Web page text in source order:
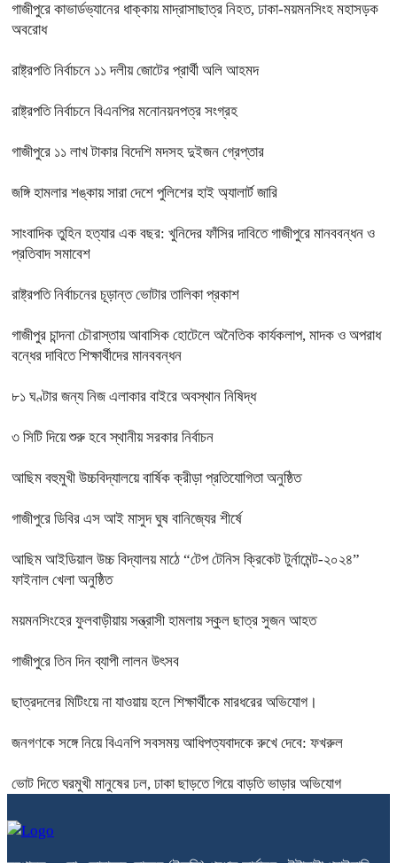
গাজীপুরে কাভার্ডভ্যানের ধাক্কায় মাদ্রাসাছাত্র নিহত, ঢাকা-ময়মনসিংহ মহাসড়ক
অবরোধ
রাষ্ট্রপতি নির্বাচনে ১১ দলীয় জোটের প্রার্থী অলি আহমদ
রাষ্ট্রপতি নির্বাচনে বিএনপির মনোনয়নপত্র সংগ্রহ
গাজীপুরে ১১ লাখ টাকার বিদেশি মদসহ দুইজন গ্রেপ্তার
জঙ্গি হামলার শঙ্কায় সারা দেশে পুলিশের হাই অ্যালার্ট জারি
সাংবাদিক তুহিন হত্যার এক বছর: খুনিদের ফাঁসির দাবিতে গাজীপুরে মানববন্ধন ও
প্রতিবাদ সমাবেশ
রাষ্ট্রপতি নির্বাচনের চূড়ান্ত ভোটার তালিকা প্রকাশ
গাজীপুর চান্দনা চৌরাস্তায় আবাসিক হোটেলে অনৈতিক কার্যকলাপ, মাদক ও অপরাধ
বন্ধের দাবিতে শিক্ষার্থীদের মানববন্ধন
৮১ ঘণ্টার জন্য নিজ এলাকার বাইরে অবস্থান নিষিদ্ধ
৩ সিটি দিয়ে শুরু হবে স্থানীয় সরকার নির্বাচন
আছিম বহুমুখী উচ্চবিদ্যালয়ে বার্ষিক ক্রীড়া প্রতিযোগিতা অনুষ্ঠিত
গাজীপুরে ডিবির এস আই মাসুদ ঘুষ বানিজ্যের শীর্ষে
আছিম আইডিয়াল উচ্চ বিদ্যালয় মাঠে “টেপ টেনিস ক্রিকেট টুর্নামেন্ট-২০২৪”
ফাইনাল খেলা অনুষ্ঠিত
ময়মনসিংহের ফুলবাড়ীয়ায় সন্ত্রাসী হামলায় স্কুল ছাত্র সুজন আহত
গাজীপুরে তিন দিন ব্যাপী লালন উৎসব
ছাত্রদলের মিটিংয়ে না যাওয়ায় হলে শিক্ষার্থীকে মারধরের অভিযোগ।
জনগণকে সঙ্গে নিয়ে বিএনপি সবসময় আধিপত্যবাদকে রুখে দেবে: ফখরুল
ভোট দিতে ঘরমুখী মানুষের ঢল, ঢাকা ছাড়তে গিয়ে বাড়তি ভাড়ার অভিযোগ